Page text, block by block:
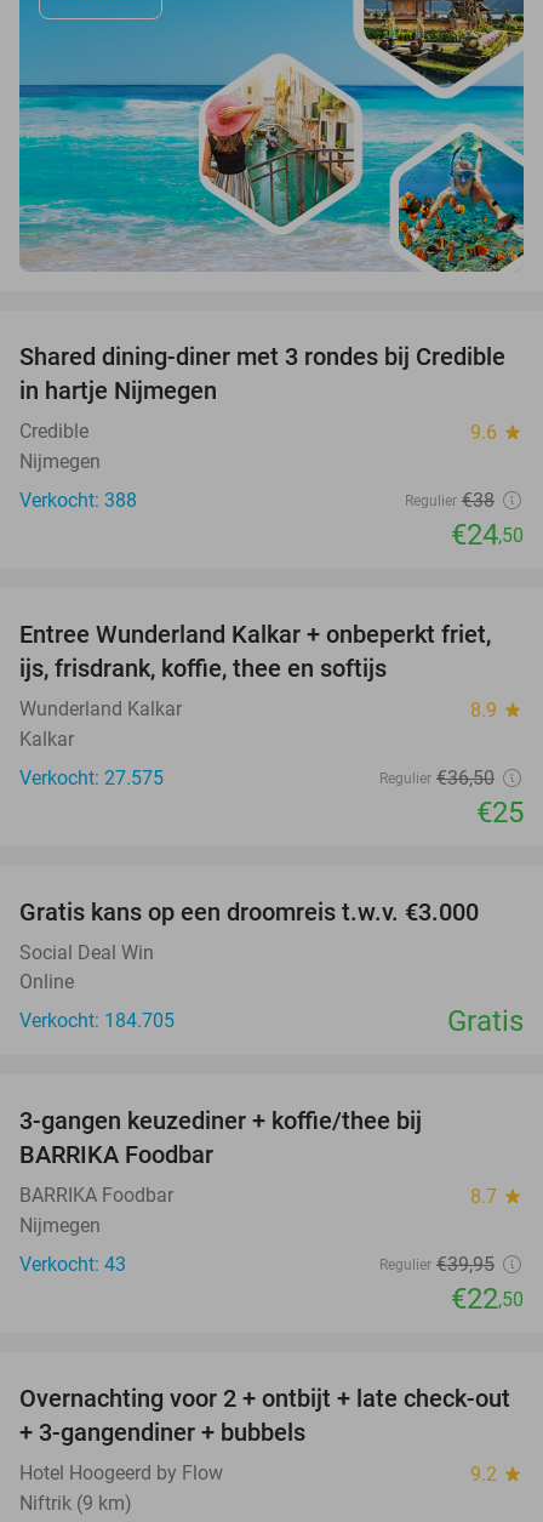
36%
Shared dining-diner met 3 rondes bij Credible
in hartje Nijmegen
Credible 9.6 star
Nijmegen
Verkocht: 388
Regulier €38
€24,50
32%
Entree Wunderland Kalkar + onbeperkt friet,
ijs, frisdrank, koffie, thee en softijs
Wunderland Kalkar 8.9 star
Kalkar
Verkocht: 27.575
Regulier €36,50
€25
Gratis kans op een droomreis t.w.v. €3.000
Social Deal Win
Online
Verkocht: 184.705
Gratis
3-gangen keuzediner + koffie/thee bij
BARRIKA Foodbar
BARRIKA Foodbar 8.7 star
Nijmegen
Verkocht: 43
Regulier €39,95
€22,50
46%
Overnachting voor 2 + ontbijt + late check-out
+ 3-gangendiner + bubbels
Hotel Hoogeerd by Flow 9.2 star
Niftrik (9 km)